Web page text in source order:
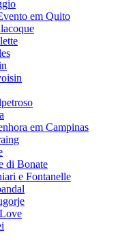
em Quito
em Campinas
di Bonate
e Fontanelle